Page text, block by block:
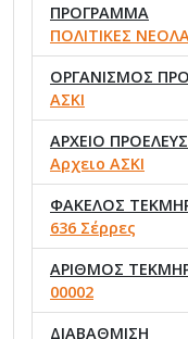
ΠΡΟΓΡΑΜΜΑ
ΠΟΛΙΤΙΚΕΣ
ΟΡΓΑΝΙΣΜΟΣ
ΑΣΚΙ
ΑΡΧΕΙΟ
Αρχειο ΑΣΚΙ
ΦΑΚΕΛΟΣ
636 Σέρρες
ΑΡΙΘΜΟΣ
00002
ΔΙΑΒΑΘΜΙΣΗ